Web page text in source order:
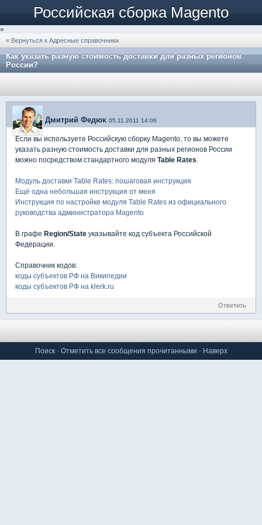
Российская сборка Magento
»
« Вернуться к Адресные справочники
Как указать разную стоимость доставки для разных регионов
России?
Дмитрий Федюк 05.11.2011 14:06
Если вы используете Российскую сборку Magento, то вы можете
указать разную стоимость доставки для разных регионов России
можно посредством стандартного модуля Table Rates.
Модуль доставки Table Rates: пошаговая инструкция
Ещё одна небольшая инструкция от меня
Инструкция по настройке модуля Table Rates из официального
руководства администратора Magento
В графе Region/State указывайте код субъекта Российской
Федерации.
Справочник кодов:
коды субъектов РФ на Википедии
коды субъектов РФ на klerk.ru
Ответить
Поиск· Отметить все сообщения прочитанными · Наверх